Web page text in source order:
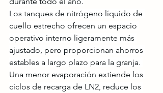
Los tanques de nitrógeno líquido de
cuello estrecho ofrecen un espacio
operativo interno ligeramente más
ajustado, pero proporcionan ahorros
estables a largo plazo para la granja.
Una menor evaporación extiende los
ciclos de recarga de LN2, reduce los